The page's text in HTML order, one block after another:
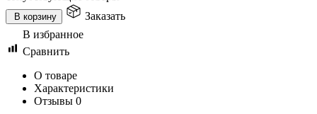
В корзину
Заказать
В избранное
Сравнить
О товаре
Характеристики
Отзывы 0